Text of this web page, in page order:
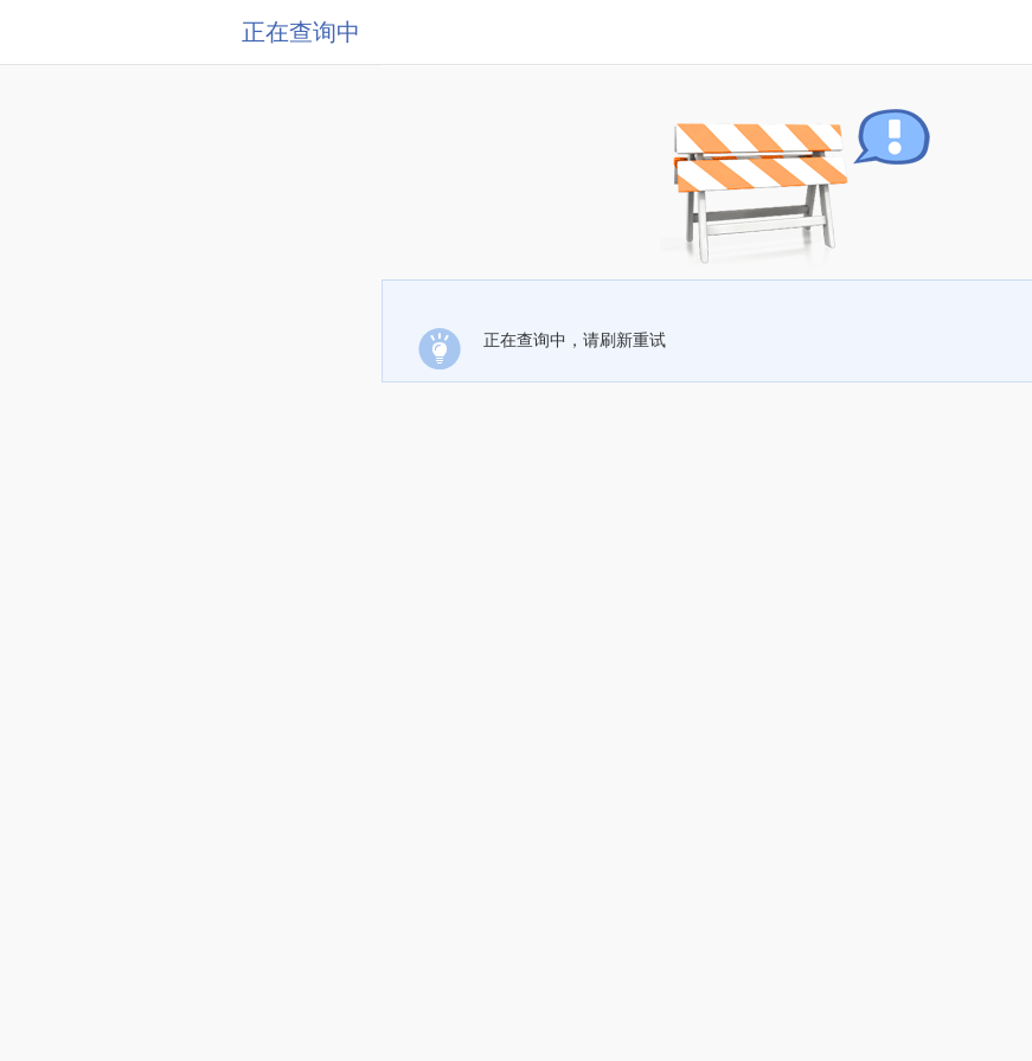
正在查询中
正在查询中，请刷新重试